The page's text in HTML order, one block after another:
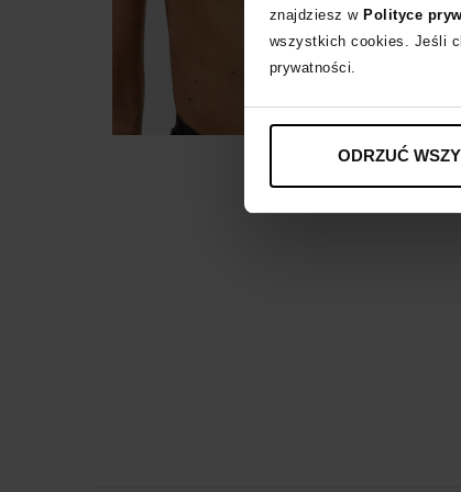
znajdziesz w Polityce
wszystkich cookies. Jeśli
prywatności.
ODRZUĆ